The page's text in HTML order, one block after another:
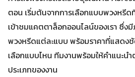
ตอน เริ่มต้นจากการเลือกแบบพวงหรีด
เข้าชมแคตตาล็อกออนไลน์ของเรา ซึ่ง
พวงหรีดแต่ละแบบ พร้อมราคาที่แสดงชั
เลือกแบบไหน ทีมงานพร้อมให้คำแนะน
ประเภทของงาน